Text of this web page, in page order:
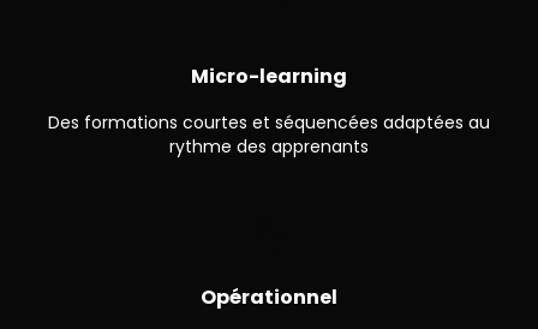
Micro-learning
Des formations courtes et séquencées adaptées au
rythme des apprenants
Opérationnel